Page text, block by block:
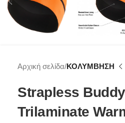
Αρχική σελίδα ΚΟΛΥΜΒΗΣΗ
Strapless
Trilaminate